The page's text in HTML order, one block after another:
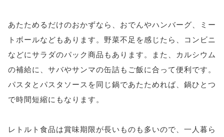
あたためるだけのおかずなら、おでんやハンバーグ、ミー
トボールなどもあります。野菜不足を感じたら、コンビニ
などにサラダのパック商品もあります。また、カルシウム
の補給に、サバやサンマの缶詰もご飯に合って便利です。
パスタとパスタソースを同じ鍋であたためれば、鍋ひとつ
で時間短縮にもなります。
レトルト食品は賞味期限が長いものも多いので、一人暮ら